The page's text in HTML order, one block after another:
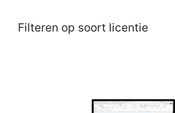
Filteren op soort licentie